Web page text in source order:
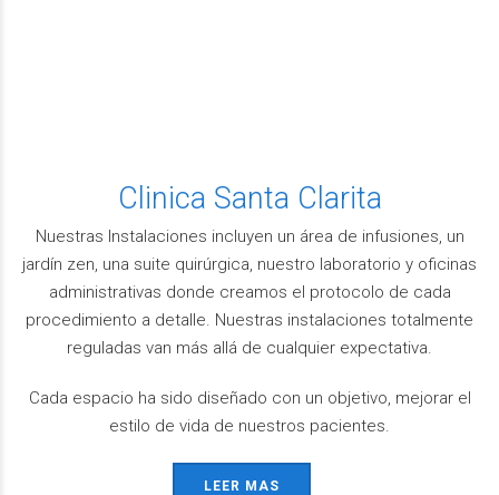
Clinica Santa Clarita
Nuestras Instalaciones incluyen un área de infusiones, un
jardín zen, una suite quirúrgica, nuestro laboratorio y oficinas
administrativas donde creamos el protocolo de cada
procedimiento a detalle. Nuestras instalaciones totalmente
reguladas van más allá de cualquier expectativa.
Cada espacio ha sido diseñado con un objetivo, mejorar el
estilo de vida de nuestros pacientes.
LEER MAS